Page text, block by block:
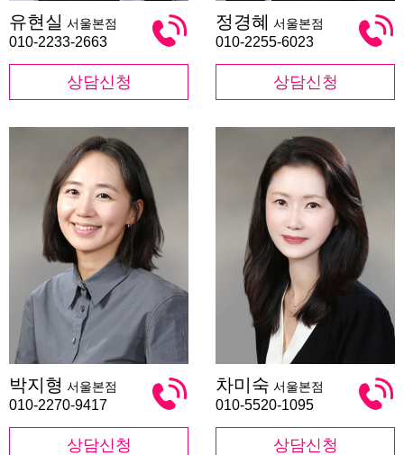
현
실
유현실 서울본점
010-2233-2663
상담신청
경
혜
정경혜 서울본점
010-2255-6023
상담신청
지
형
박지형 서울본점
010-2270-9417
상담신청
미
숙
차미숙 서울본점
010-5520-1095
상담신청